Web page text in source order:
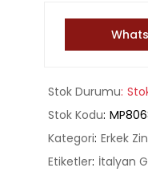
Stok Durumu
Stok Kodu
Kategori Erkek
Etiketler İtalyan